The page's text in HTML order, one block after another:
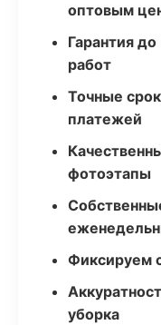
оптовым
Гарантия
работ
Точные
платежей
фотоэтапы
Фиксируем
уборка